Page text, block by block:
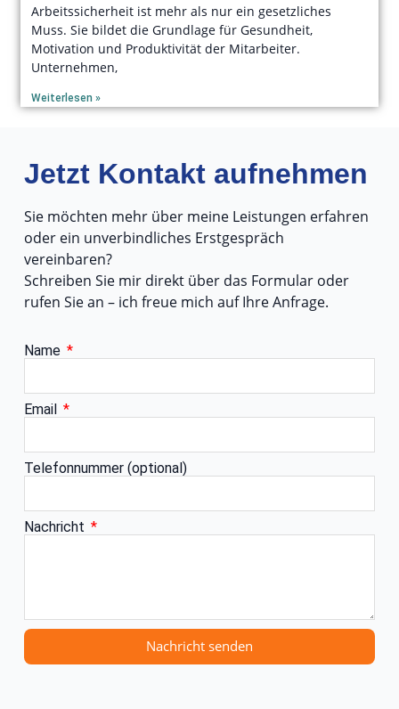
Arbeitssicherheit ist mehr als nur ein gesetzliches
Muss. Sie bildet die Grundlage für Gesundheit,
Motivation und Produktivität der Mitarbeiter.
Unternehmen,
Weiterlesen »
Jetzt Kontakt aufnehmen
Sie möchten mehr über meine Leistungen erfahren
oder ein unverbindliches Erstgespräch
vereinbaren?
Schreiben Sie mir direkt über das Formular oder
rufen Sie an – ich freue mich auf Ihre Anfrage.
Name
Email
Telefonnummer (optional)
Nachricht
Nachricht senden